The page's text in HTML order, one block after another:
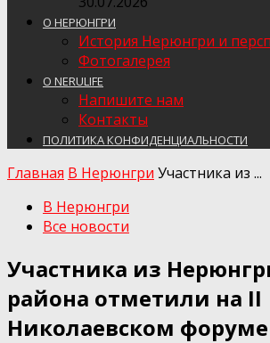
О НЕРЮНГРИ
История Нерюнгри и
Фотогалерея
О NERULIFE
Напишите нам
Контакты
ПОЛИТИКА КОНФИДЕНЦИАЛЬНОСТИ
Главная В Нерюнгри Участника из ...
В Нерюнгри
Все новости
Участника из
района отметили на II
Николаевском форуме